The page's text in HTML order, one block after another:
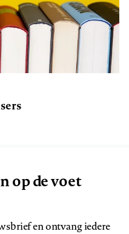
op de voet
en ontvang iedere